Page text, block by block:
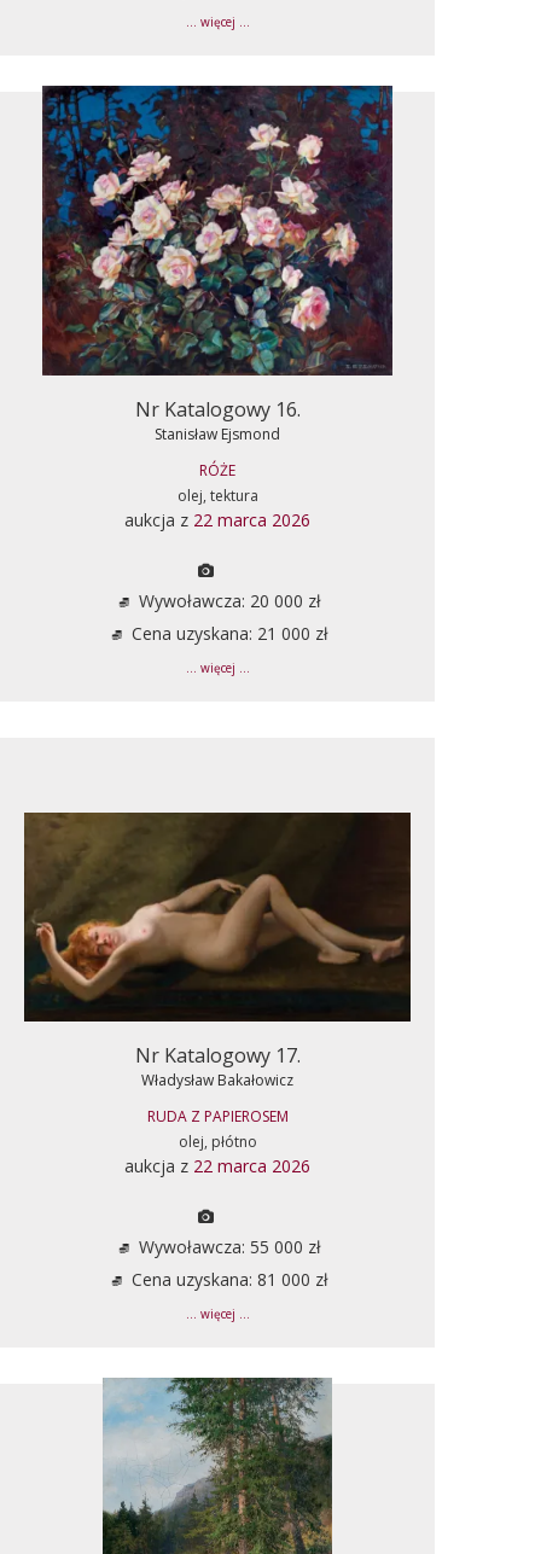
... więcej ...
Nr Katalogowy 16.
Stanisław Ejsmond
RÓŻE
olej, tektura
aukcja z 22 marca 2026
Wywoławcza: 20 000 zł
Cena uzyskana: 21 000 zł
... więcej ...
Nr Katalogowy 17.
Władysław Bakałowicz
RUDA Z PAPIEROSEM
olej, płótno
aukcja z 22 marca 2026
Wywoławcza: 55 000 zł
Cena uzyskana: 81 000 zł
... więcej ...